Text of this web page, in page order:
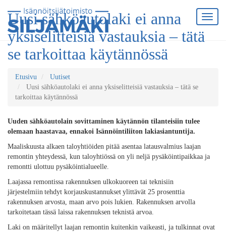
Uusi sähköautolaki ei anna
yksiselitteisiä vastauksia – tätä
se tarkoittaa käytännössä
Etusivu
Uutiset
Uusi sähköautolaki ei anna yksiselitteisiä vastauksia – tätä se
tarkoittaa käytännössä
Uuden sähköautolain sovittaminen käytännön tilanteisiin tulee
olemaan haastavaa, ennakoi Isännöintiliiton lakiasiantuntija.
Maaliskuusta alkaen taloyhtiöiden pitää asentaa latausvalmius laajan
remontin yhteydessä, kun taloyhtiössä on yli neljä pysäköintipaikkaa ja
remontti ulottuu pysäköintialueelle.
Laajassa remontissa rakennuksen ulkokuoreen tai teknisiin
järjestelmiin tehdyt korjauskustannukset ylittävät 25 prosenttia
rakennuksen arvosta, maan arvo pois lukien. Rakennuksen arvolla
tarkoitetaan tässä laissa rakennuksen teknistä arvoa.
Laki on määritellyt laajan remontin kuitenkin vaikeasti, ja tulkinnat ovat